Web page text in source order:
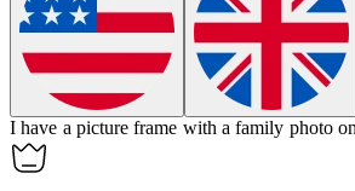
I have a picture frame with a family photo